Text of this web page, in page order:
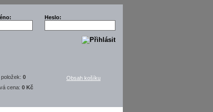
Heslo:
položek: 0
cena: 0 Kč
Obsah košíku